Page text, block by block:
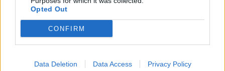
Opted Out
CONFIRM
Data Deletion Data Access Privacy Policy
umfassende Funktionen für ein besseres Leben mit
Pollenallergie:
Echtzeit-Pollenmesswerte:Greifen Sie auf
aktuelle Pollendaten speziell für Ihren Standort zu